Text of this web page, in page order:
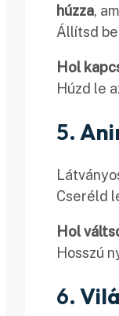
húzza,
Állítsd be
Hol
Húzd le
5.
Cseréld
Hol
Hosszú
6.